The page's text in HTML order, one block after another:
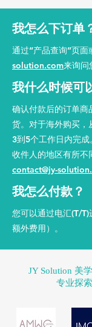
我怎么下订单
通过“产品查询”页面
solution.com来询问
我什么时候可
确认付款后的订单商
货。对于海外购买，
3到5个工作日内完
收件人的地区有所不
contact@jy-
我怎么付款？
您可以通过电汇(T/
额外费用）。
JY Solution 美
专业探